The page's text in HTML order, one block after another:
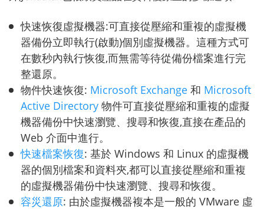
快速恢復虛擬機器:可直接從壓縮和重複的虛擬機
器備份立即執行(啟動)個別虛擬機器。這種方式可
在數秒內執行恢復,而無需等待從備份檔案進行完
整還原。
物件快速恢復: Microsoft Exchange 和 Microsoft
Active Directory 物件可直接從壓縮和重複的虛擬
機器備份中快速瀏覽、搜尋和恢復,直接在產品的
Web 介面中進行。
快速檔案恢復: 基於 Windows 和 Linux 的虛擬機
器的個別檔案和資料夾,都可以直接從壓縮和重複
的虛擬機器備份中快速瀏覽、搜尋和恢復。
容災還原: 由於虛擬機器複本是一般的 VMware 虛